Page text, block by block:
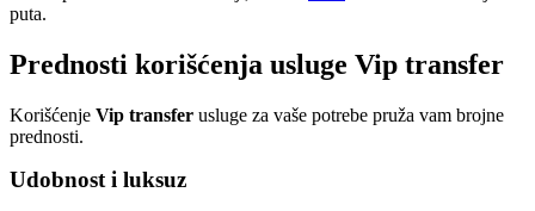
puta.
Prednosti korišćenja usluge Vip transfer
Korišćenje Vip transfer usluge za vaše potrebe pruža vam brojne
prednosti.
Udobnost i luksuz